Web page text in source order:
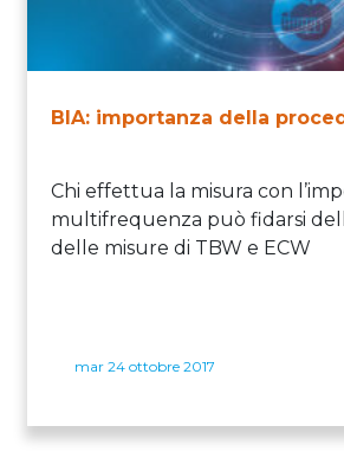
BIA: importanza della
Chi effettua la misura con
multifrequenza può fidarsi
delle misure di TBW e ECW
mar 24 ottobre 2017